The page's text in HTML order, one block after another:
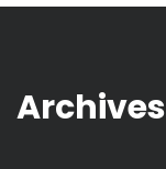
Archives